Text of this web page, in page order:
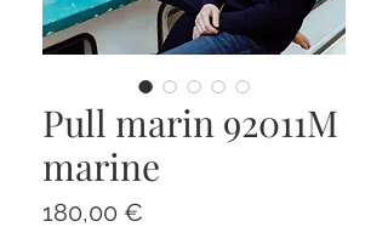
Pull marin 92011M
marine
180,00 €